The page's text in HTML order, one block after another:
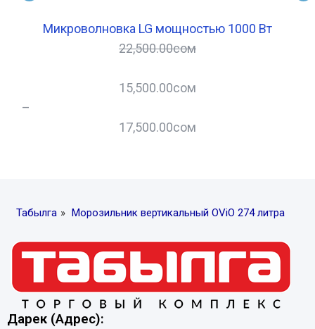
Микроволновка LG мощностью 1000 Вт
22,500.00сом
15,500.00сом
–
17,500.00сом
Табылга » Морозильник вертикальный OViO 274 литра
Дарек (Адрес):